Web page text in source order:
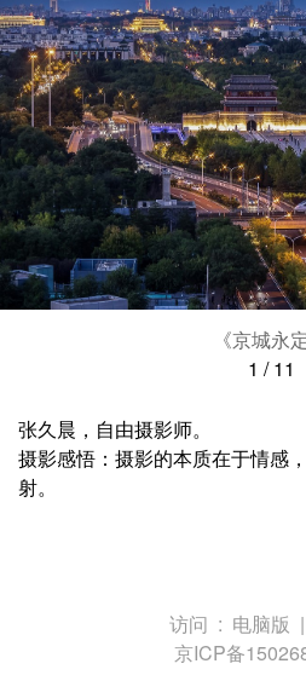
《京城永
1 /11
张久晨，自由摄影师。
摄影感悟：摄影的本质在于情感
射。
访问 : 电脑版 |
京ICP备